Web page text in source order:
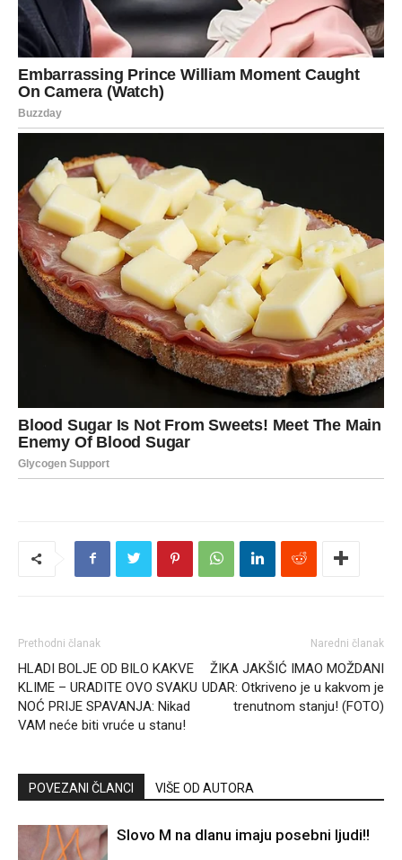
Prethodni članak
HLADI BOLJE OD BILO KAKVE
KLIME – URADITE OVO SVAKU
NOĆ PRIJE SPAVANJA: Nikad
VAM neće biti vruće u stanu!
Naredni članak
ŽIKA JAKŠIĆ IMAO MOŽDANI
UDAR: Otkriveno je u kakvom je
trenutnom stanju! (FOTO)
POVEZANI ČLANCI VIŠE OD AUTORA
Slovo M na dlanu imaju posebni ljudi!!